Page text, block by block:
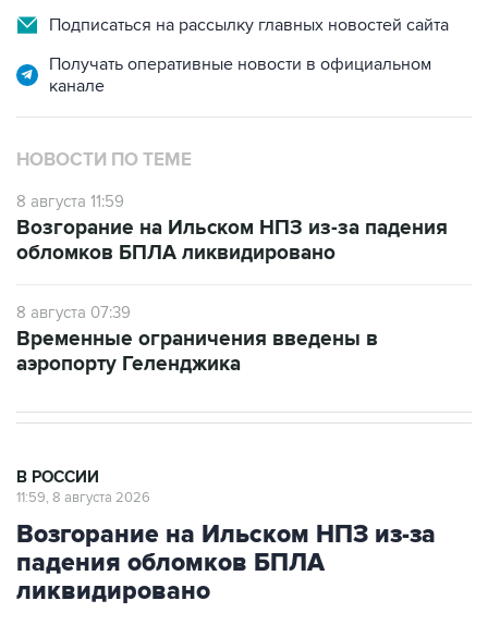
Подписаться на рассылку главных новостей сайта
Получать оперативные новости в официальном
канале
НОВОСТИ ПО ТЕМЕ
8 августа 11:59
Возгорание на Ильском НПЗ из-за падения
обломков БПЛА ликвидировано
8 августа 07:39
Временные ограничения введены в
аэропорту Геленджика
В РОССИИ
11:59, 8 августа 2026
Возгорание на Ильском НПЗ из-за
падения обломков БПЛА
ликвидировано